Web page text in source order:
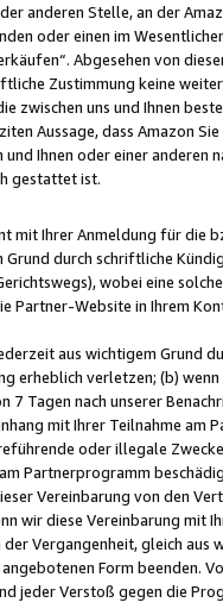
anderen Stelle, an der
oder einen im
Abgesehen von
Zustimmung keine
zwischen uns und Ihnen
Aussage, dass Amazon
Ihnen oder einer
gestattet ist.
mit Ihrer Anmeldung für die
durch schriftliche
wobei eine
Partner-Website in Ihrem
aus wichtigem Grund
erheblich verletzen; (b)
Tagen nach unserer
mit Ihrer Teilnahme am
oder illegale
Partnerprogramm
Vereinbarung von den
wir diese Vereinbarung mit
Vergangenheit, gleich
Form beenden.
jeder Verstoß gegen die